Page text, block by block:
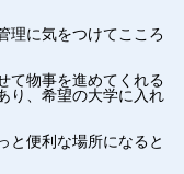
理に気をつけてこころ
て物事を進めてくれる
り、希望の大学に入れ
と便利な場所になると